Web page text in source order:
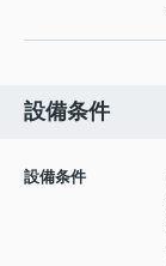
設備条件
設備条件